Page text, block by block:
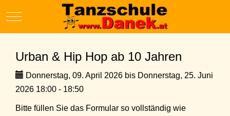
Mobile Menu Toggle
Urban & Hip Hop ab 10 Jahren
Donnerstag, 09. April 2026 bis Donnerstag, 25. Juni
2026 18:00 - 18:50
Bitte füllen Sie das Formular so vollständig wie